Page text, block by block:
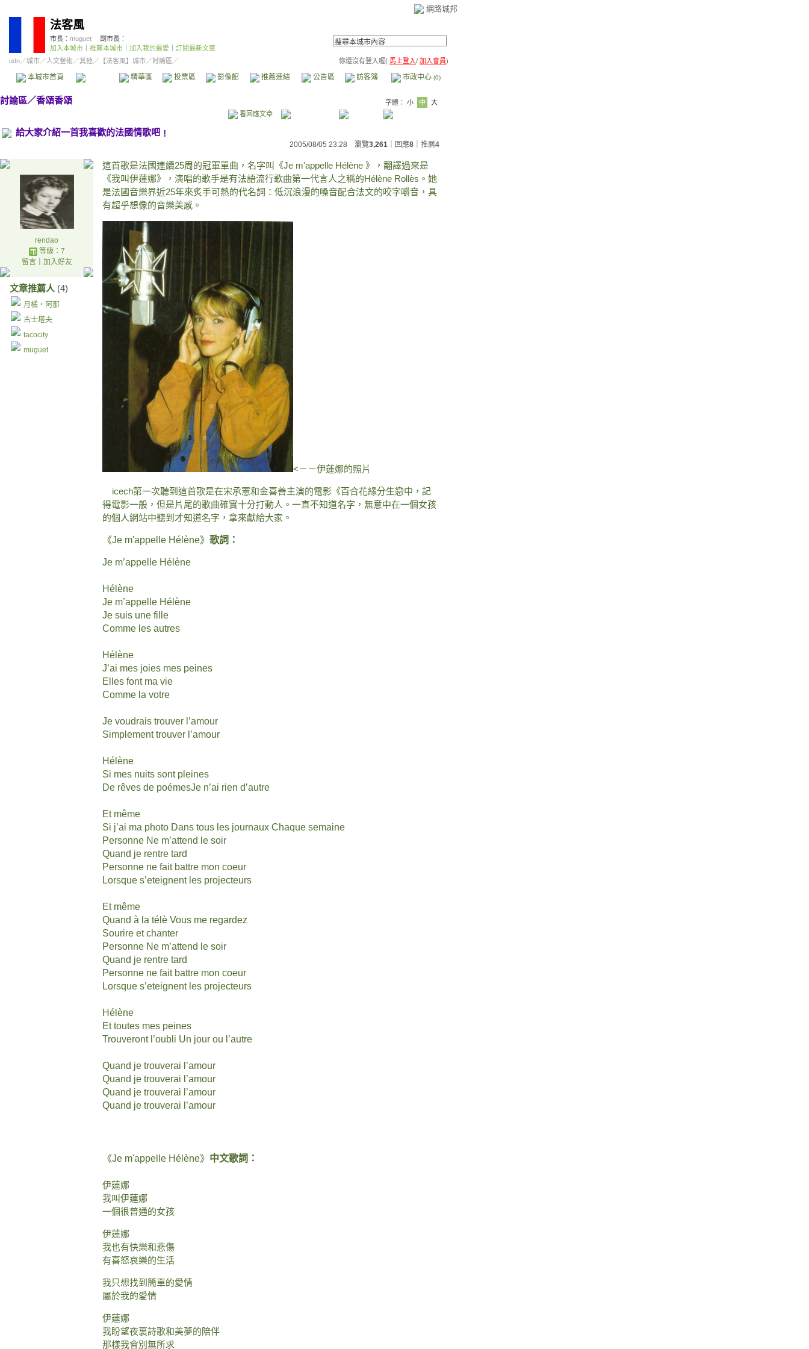
網路城邦
法客風
市長： muguet
副市長：
加入本城市
推薦本城市 加入我的最愛
訂閱最新文章
udn／城市／人文藝術／其他 ／ 【法客風】城市／討論區／ 你還沒有登入喔( 馬上登入/ 加入會員)
本城市首頁 精華區 投票區 影像館 推薦連結 公告區 訪客簿 市政中心 (0)
討論區／香頌香頌 字體： 小 中
大
看回應文章
給大家介紹一首我喜歡的法國情歌吧﹗
2005/08/05 23:28 瀏覽3,261 ｜回應8 推薦4
rendao
等級：7
留言｜ 加入好友
文章推薦人 (4)
月橘‧阿那
古士塔夫
tacocity
muguet
這首歌是法國連續25周的冠軍單曲，名字叫《Je m'appelle Hélène 》，翻譯過來是
《我叫伊蓮娜》，演唱的歌手是有法語流行歌曲第一代言人之稱的Hélène Rollès。她
是法國音樂界近25年來炙手可熱的代名詞：低沉浪漫的嗓音配合法文的咬字嚼音，具
有超乎想像的音樂美感。
<－－伊蓮娜的照片
icech第一次聽到這首歌是在宋承憲和金喜善主演的電影《百合花緣分生戀中，記
得電影一般，但是片尾的歌曲確實十分打動人。一直不知道名字，無意中在一個女孩
的個人網站中聽到才知道名字，拿來獻給大家。
《Je m'appelle Hélène》 歌詞：
Je m’appelle Hélène
Hélène
Je m’appelle Hélène
Je suis une fille
Comme les autres
Hélène
J’ai mes joies mes peines
Elles font ma vie
Comme la votre
Je voudrais trouver l’amour
Simplement trouver l’amour
Hélène
Si mes nuits sont pleines
De rêves de poémesJe n’ai rien d’autre
Et même
Si j’ai ma photo Dans tous les journaux Chaque semaine
Personne Ne m’attend le soir
Quand je rentre tard
Personne ne fait battre mon coeur
Lorsque s’eteignent les projecteurs
Et même
Quand à la télè Vous me regardez
Sourire et chanter
Personne Ne m’attend le soir
Quand je rentre tard
Personne ne fait battre mon coeur
Lorsque s’eteignent les projecteurs
Hélène
Et toutes mes peines
Trouveront l’oubli Un jour ou l’autre
Quand je trouverai l’amour
Quand je trouverai l’amour
Quand je trouverai l’amour
Quand je trouverai l’amour
《Je m'appelle Hélène》 中文歌詞：
伊蓮娜
我叫伊蓮娜
一個很普通的女孩
伊蓮娜
我也有快樂和悲傷
有喜怒哀樂的生活
我只想找到簡單的愛情
屬於我的愛情
伊蓮娜
我盼望夜裏詩歌和美夢的陪伴
那樣我會別無所求